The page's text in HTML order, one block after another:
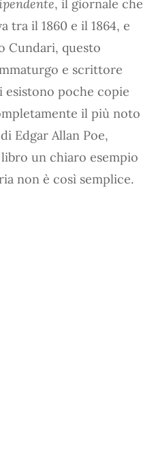
, il giornale che
tra il 1860 e il 1864, e
Cundari, questo
e scrittore
poche copie
il più noto
di Edgar Allan Poe,
un chiaro esempio
non è così semplice.